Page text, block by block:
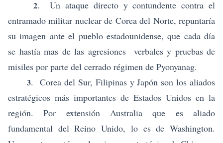
2. Un ataque directo y contundente contra el
entramado militar nuclear de Corea del Norte, repuntaría
su imagen ante el pueblo estadounidense, que cada día
se hastía mas de las agresiones verbales y pruebas de
misiles por parte del cerrado régimen de Pyonyanag.
3. Corea del Sur, Filipinas y Japón son los aliados
estratégicos más importantes de Estados Unidos en la
región. Por extensión Australia que es aliado
fundamental del Reino Unido, lo es de Washington.